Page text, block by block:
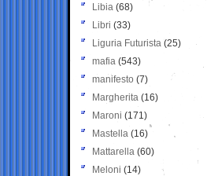
Libia (68)
Libri (33)
Liguria Futurista (25)
mafia (543)
manifesto (7)
Margherita (16)
Maroni (171)
Mastella (16)
Mattarella (60)
Meloni (14)